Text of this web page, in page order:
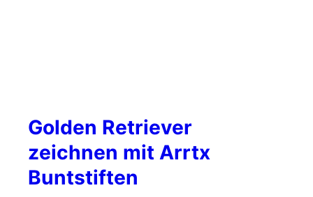
Golden Retriever
zeichnen mit Arrtx
Buntstiften